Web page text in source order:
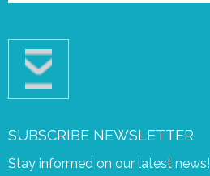
SUBSCRIBE NEWSLETTER
Stay informed on our latest news!